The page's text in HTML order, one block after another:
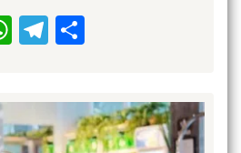
WhatsApp
Telegram